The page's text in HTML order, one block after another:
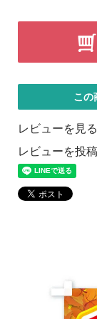
この
レビューを見
レビューを投稿